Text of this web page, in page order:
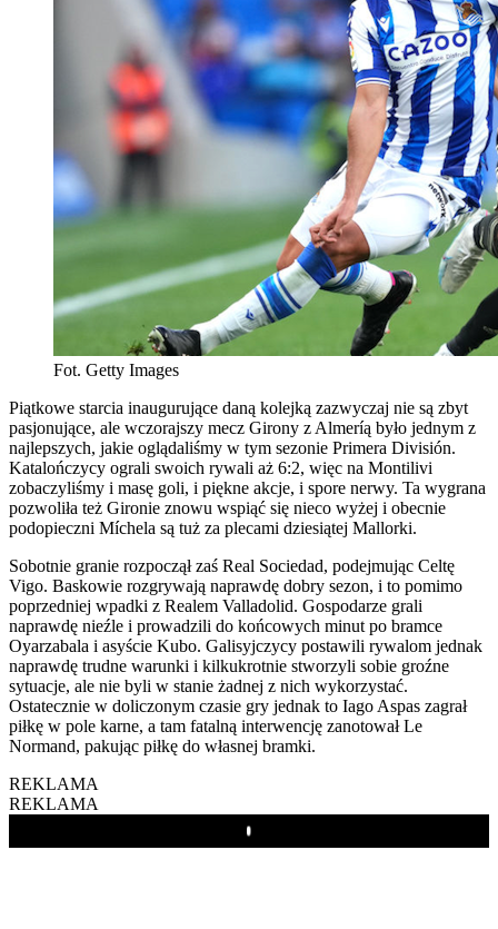
Fot. Getty Images
Piątkowe starcia inaugurujące daną kolejką zazwyczaj nie są zbyt
pasjonujące, ale wczorajszy mecz Girony z Almeríą było jednym z
najlepszych, jakie oglądaliśmy w tym sezonie Primera División.
Katalończycy ograli swoich rywali aż 6:2, więc na Montilivi
zobaczyliśmy i masę goli, i piękne akcje, i spore nerwy. Ta wygrana
pozwoliła też Gironie znowu wspiąć się nieco wyżej i obecnie
podopieczni Míchela są tuż za plecami dziesiątej Mallorki.
Sobotnie granie rozpoczął zaś Real Sociedad, podejmując Celtę
Vigo. Baskowie rozgrywają naprawdę dobry sezon, i to pomimo
poprzedniej wpadki z Realem Valladolid. Gospodarze grali
naprawdę nieźle i prowadzili do końcowych minut po bramce
Oyarzabala i asyście Kubo. Galisyjczycy postawili rywalom jednak
naprawdę trudne warunki i kilkukrotnie stworzyli sobie groźne
sytuacje, ale nie byli w stanie żadnej z nich wykorzystać.
Ostatecznie w doliczonym czasie gry jednak to Iago Aspas zagrał
piłkę w pole karne, a tam fatalną interwencję zanotował Le
Normand, pakując piłkę do własnej bramki.
REKLAMA
REKLAMA
Play